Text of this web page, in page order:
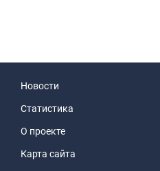
Новости
Статистика
О проекте
Карта сайта